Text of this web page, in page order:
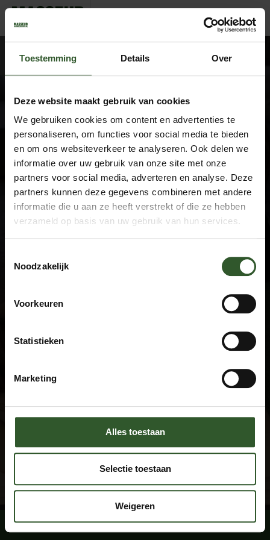
Toestemming Details Over
Deze website maakt gebruik van cookies
We gebruiken cookies om content en advertenties te
personaliseren, om functies voor social media te bieden
en om ons websiteverkeer te analyseren. Ook delen we
informatie over uw gebruik van onze site met onze
partners voor social media, adverteren en analyse. Deze
partners kunnen deze gegevens combineren met andere
informatie die u aan ze heeft verstrekt of die ze hebben
verzameld op basis van uw gebruik van hun services.
Noodzakelijk
Voorkeuren
Statistieken
Marketing
Alles toestaan
Selectie toestaan
Weigeren
By using this website, you agree with the
cookie conditions.
Claudia
Google Rating
4.9
Based on 743 reviews
byTrust.Reviews
Masseurs
Join as a masseur
About us
Terms and Conditions
Disclaimer
+31 (0)615674769
info@masseuraandedeur.nl
Stay connected
Facebook
Book a massage